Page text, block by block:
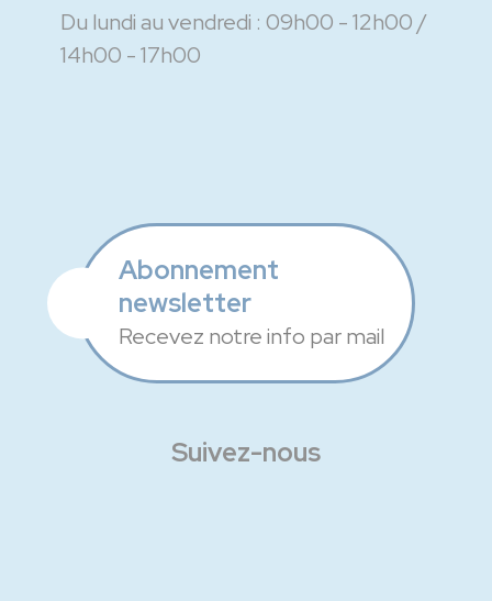
Du lundi au vendredi : 09h00 - 12h00
14h00 - 17h00
Abonnement
newsletter
Recevez notre info par mail
Suivez-nous